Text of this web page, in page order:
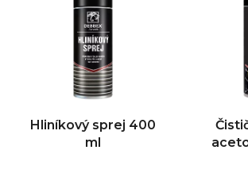
Hliníkový sprej 400
ml